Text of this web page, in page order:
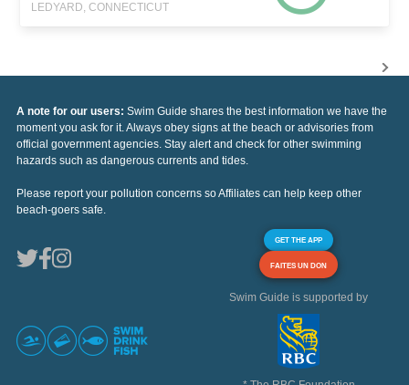
LEDYARD, CONNECTICUT
A note for our users: Swim Guide shares the best information we have the
moment you ask for it. Always obey signs at the beach or advisories from
official government agencies. Stay alert and check for other swimming
hazards such as dangerous currents and tides.
Please report your pollution concerns so Affiliates can help keep other
beach-goers safe.
GET THE APP
FAITES UN DON
Swim Guide is supported by